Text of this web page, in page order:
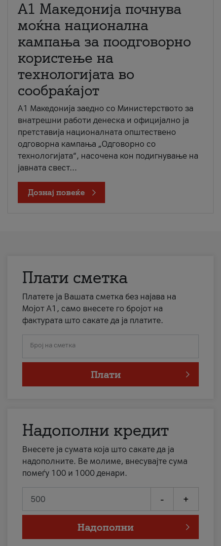
A1 Македонија почнува
моќна национална
кампања за поодговорно
користење на
технологијата во
сообраќајот
A1 Македонија заедно со Министерството за
внатрешни работи денеска и официјално ја
претставија националната општествено
одговорна кампања „Одговорно со
технологијата“, насочена кон подигнување на
јавната свест...
Дознај повеќе
Плати сметка
Платете ја Вашата сметка без најава на
Мојот А1, само внесете го бројот на
фактурата што сакате да ја платите.
Број на сметка
Плати
Надополни кредит
Внесете ја сумата која што сакате да ја
надополните. Ве молиме, внесувајте сума
помеѓу 100 и 1000 денари.
- +
Надополни